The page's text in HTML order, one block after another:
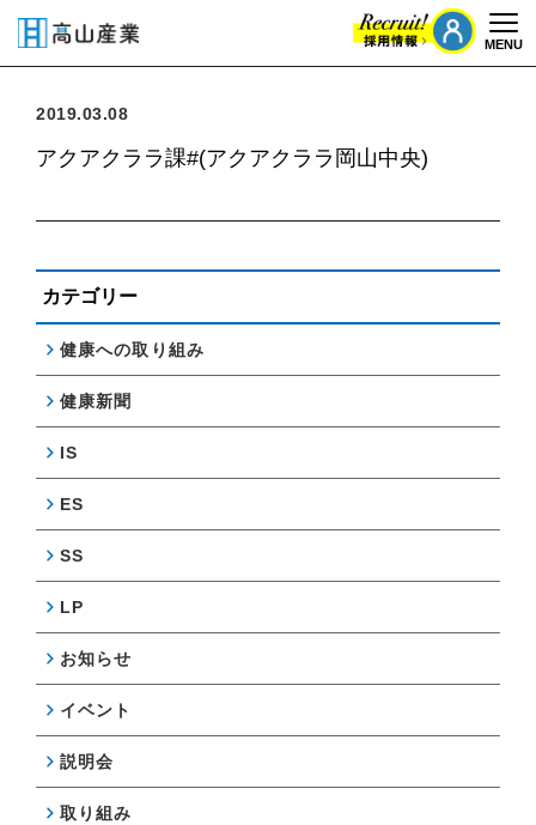
MENU
2019.03.08
アクアクララ課#(アクアクララ岡山中央)
カテゴリー
健康への取り組み
健康新聞
IS
ES
SS
LP
お知らせ
イベント
説明会
取り組み